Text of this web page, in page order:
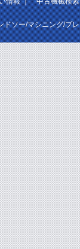
ソー/マシニング/プ